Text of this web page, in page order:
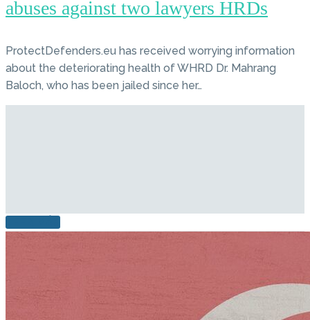
abuses against two lawyers HRDs
ProtectDefenders.eu has received worrying information
about the deteriorating health of WHRD Dr. Mahrang
Baloch, who has been jailed since her…